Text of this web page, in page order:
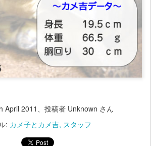
April 2011 、投稿者 Unknown さん
: カメ子とカメ吉 スタッフ